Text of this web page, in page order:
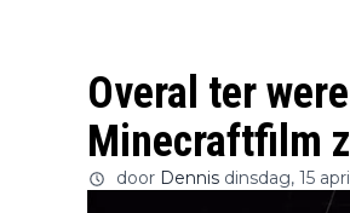
Overal ter
Minecraftfilm
door Dennis dinsdag, 15